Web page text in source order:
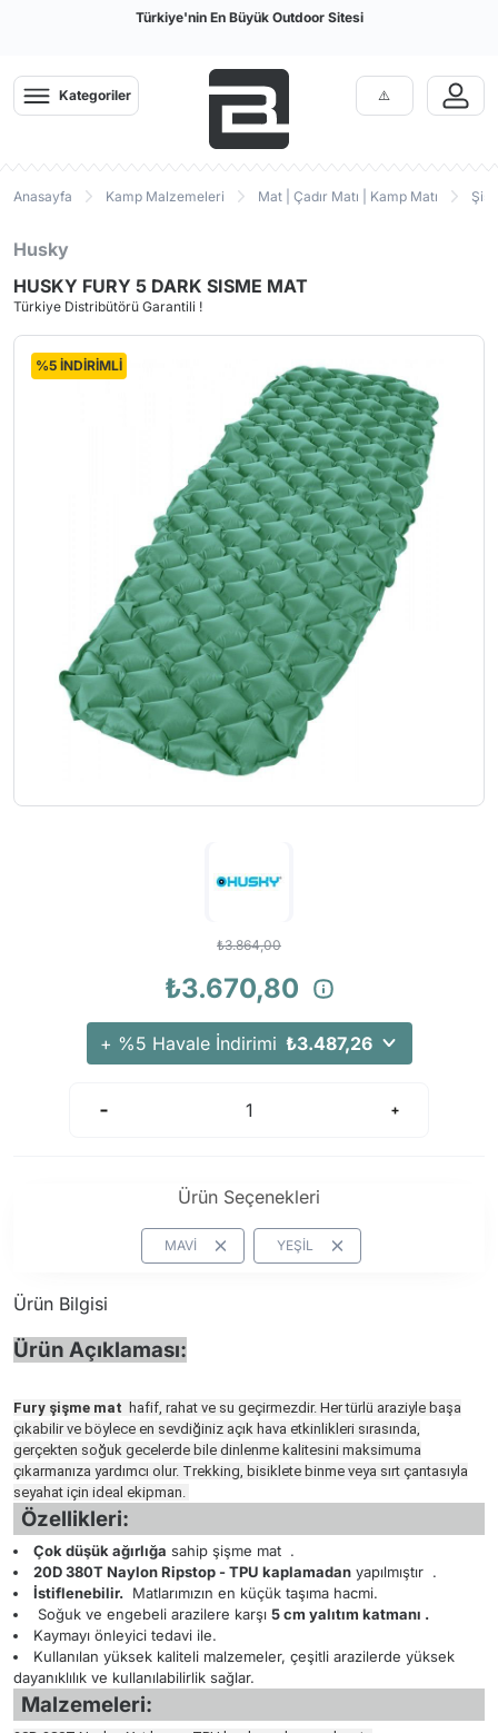
Türkiye'nin En Büyük Outdoor Sitesi
Kategoriler
Anasayfa Kamp Malzemeleri Mat | Çadır Matı | Kamp Matı
Husky
HUSKY FURY 5 DARK SISME MAT
Türkiye Distribütörü Garantili !
%5 İNDİRİMLİ
₺3.864,00
₺3.670,80
+ %5 Havale İndirimi ₺3.487,26
Ürün Seçenekleri
MAVİ YEŞİL
Ürün Bilgisi
Ürün Açıklaması:
Fury şişme mat hafif, rahat ve su geçirmezdir. Her türlü araziyle başa
çıkabilir ve böylece en sevdiğiniz açık hava etkinlikleri sırasında,
gerçekten soğuk gecelerde bile dinlenme kalitesini maksimuma
çıkarmanıza yardımcı olur. Trekking, bisiklete binme veya sırt çantasıyla
seyahat için ideal ekipman.
Özellikleri:
Çok düşük ağırlığa sahip şişme mat .
20D 380T Naylon Ripstop - TPU kaplamadan yapılmıştır .
İstiflenebilir. Matlarımızın en küçük taşıma hacmi.
Soğuk ve engebeli arazilere karşı 5 cm yalıtım katmanı .
Kaymayı önleyici tedavi ile.
Kullanılan yüksek kaliteli malzemeler, çeşitli arazilerde yüksek
dayanıklılık ve kullanılabilirlik sağlar.
Malzemeleri: